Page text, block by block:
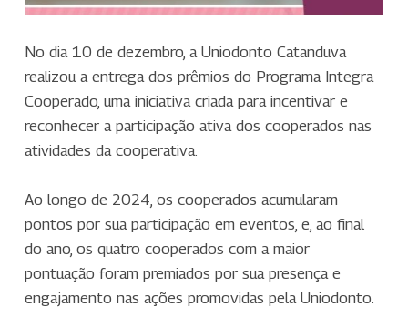
No dia 10 de dezembro, a Uniodonto Catanduva
realizou a entrega dos prêmios do Programa Integra
Cooperado, uma iniciativa criada para incentivar e
reconhecer a participação ativa dos cooperados nas
atividades da cooperativa.
Ao longo de 2024, os cooperados acumularam
pontos por sua participação em eventos, e, ao final
do ano, os quatro cooperados com a maior
pontuação foram premiados por sua presença e
engajamento nas ações promovidas pela Uniodonto.